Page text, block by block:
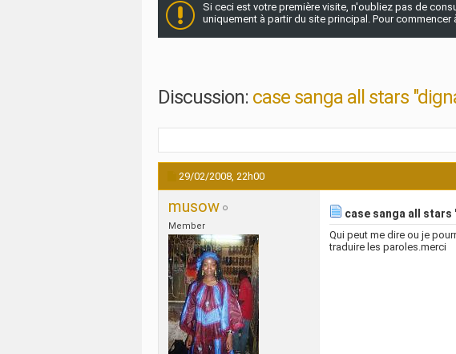
Si ceci est votre première visite, n'oubliez pas de
uniquement à partir du site principal. Pour
Discussion: case sanga all stars
29/02/2008, 22h00
musow
Member
case sanga all stars
Qui peut me dire ou je
traduire les paroles.merci